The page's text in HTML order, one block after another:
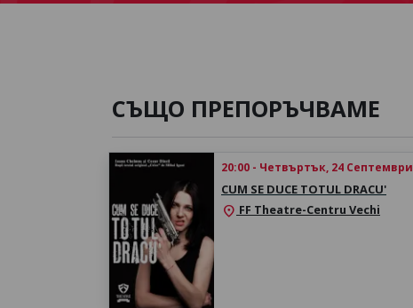
СЪЩО ПРЕПОРЪЧВАМЕ
20:00 - Четвъртък, 24 Септември
CUM SE DUCE TOTUL DRACU'
location_on FF Theatre-Centru Vechi